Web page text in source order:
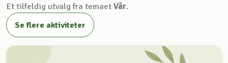
Et tilfeldig utvalg fra temaet Vår.
Se flere aktiviteter